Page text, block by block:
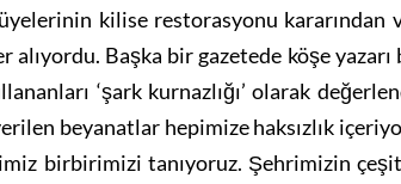
kilise restorasyonu kararından
alıyordu. Başka bir gazetede köşe
‘şark kurnazlığı’ olarak
beyanatlar hepimize haksızlık
birbirimizi tanıyoruz. Şehrimizin